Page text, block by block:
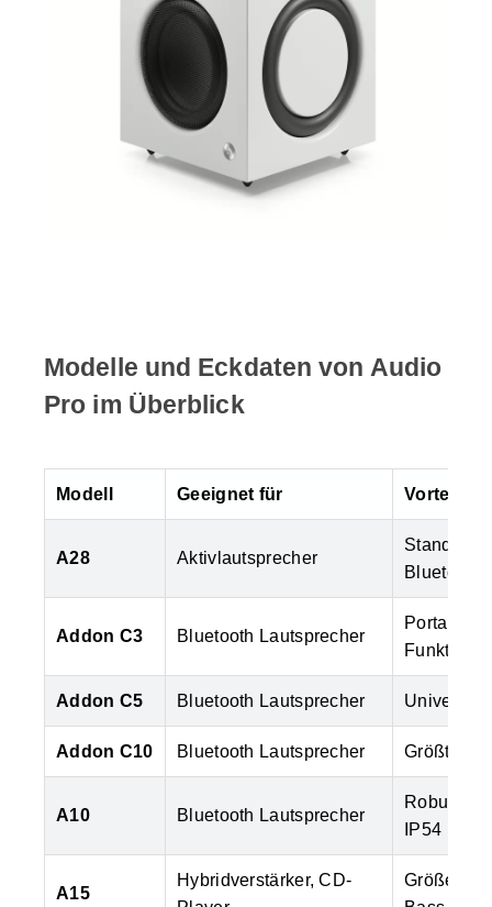
Modelle und Eckdaten von Audio
Pro im Überblick
Modell Geeignet für Vorteile
A28 Aktivlautsprecher
Bluetooth
Addon C3 Bluetooth Lautsprecher
Portabler
Funktion
Addon C5 Bluetooth Lautsprecher
Addon C10 Bluetooth Lautsprecher Größtes
A10 Bluetooth Lautsprecher
Robuster,
IP54
A15
Hybridverstärker, CD-
Größeres